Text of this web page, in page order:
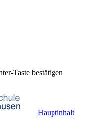
Taste bestätigen
Hauptinhalt